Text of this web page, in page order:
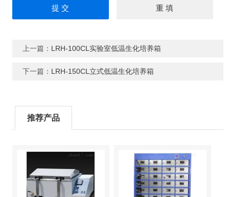
上一篇： LRH-100CL实验室低温生化培养箱
下一篇： LRH-150CL立式低温生化培养箱
推荐产品